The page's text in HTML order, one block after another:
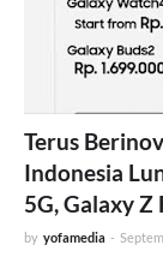
Terus
Indonesia
5G, Galaxy Z
by yofamedia -